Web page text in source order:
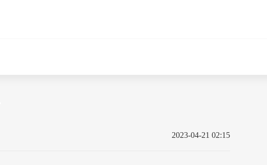
2023-04-21 02:15